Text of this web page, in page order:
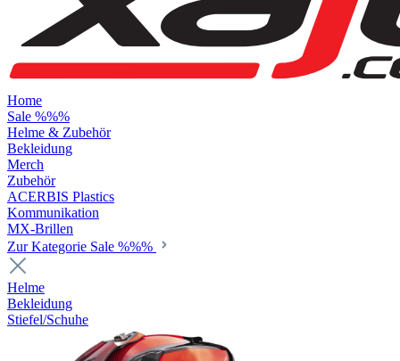
Home
Sale %%%
Helme & Zubehör
Bekleidung
Merch
Zubehör
ACERBIS Plastics
Kommunikation
MX-Brillen
Zur Kategorie Sale %%%
Helme
Bekleidung
Stiefel/Schuhe